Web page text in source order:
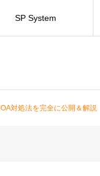
SP System
対処法を完全に公開＆解説